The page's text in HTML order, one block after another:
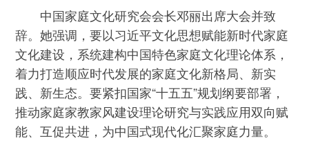
中国家庭文化研究会会长邓丽出席大会并致
辞。她强调，要以习近平文化思想赋能新时代家庭
文化建设，系统建构中国特色家庭文化理论体系，
着力打造顺应时代发展的家庭文化新格局、新实
践、新生态。要紧扣国家“十五五”规划纲要部署，
推动家庭家教家风建设理论研究与实践应用双向赋
能、互促共进，为中国式现代化汇聚家庭力量。